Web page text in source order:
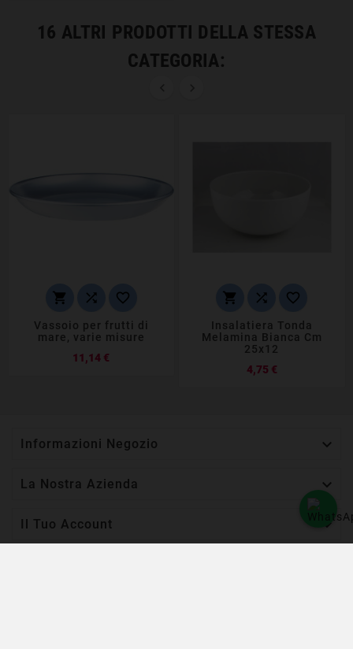
16 ALTRI PRODOTTI DELLA STESSA
CATEGORIA:
  
Vassoio per frutti di
mare, varie misure
11,14 €
  
Insalatiera Tonda
Melamina Bianca Cm
25x12
4,75 €Prezzo
IVA esclusa
Informazioni Negozio 
La Nostra Azienda 
Il Tuo Account 